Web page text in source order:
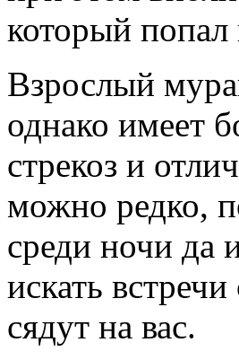
который
Взрослый
однако имеет
стрекоз и
можно редко,
среди ночи да
искать
сядут на вас.